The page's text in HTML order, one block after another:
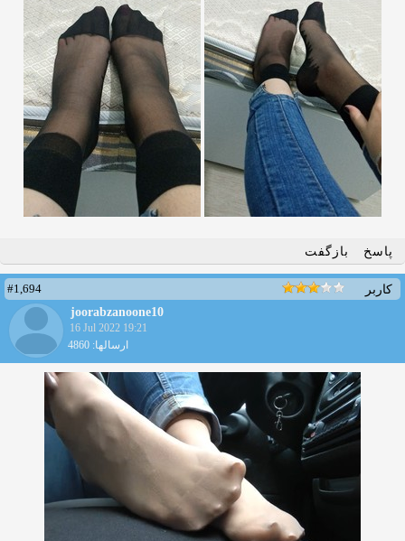
پاسخ بازگفت
کاربر
#1,694
joorabzanoone10
16 Jul 2022 19:21
ارسالها: 4860